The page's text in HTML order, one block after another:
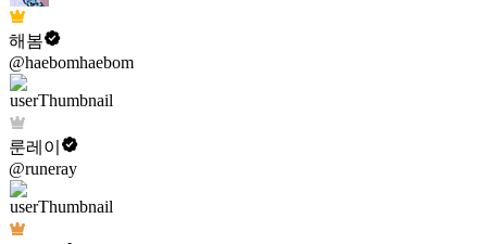
해봄
@haebomhaebom
룬레이
@runeray